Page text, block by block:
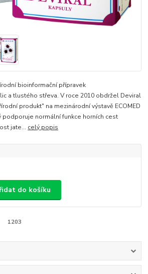
bioinformační přípravek
a tlustého střeva. V roce 2010 obdržel Deviral
produkt" na mezinárodní výstavě ECOMED
podporuje normální funkce horních cest
jate... celý popis
do košíku
1203